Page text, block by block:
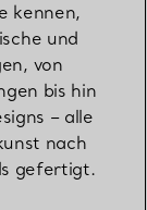
kennen,
und
von
bis hin
– alle
nach
gefertigt.